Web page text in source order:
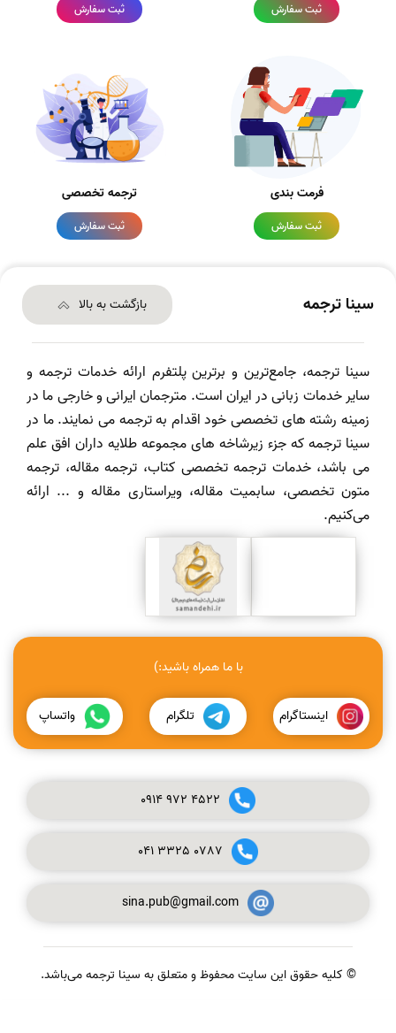
ثبت سفارش ثبت سفارش
فرمت بندی
ثبت سفارش
ترجمه تخصصی
ثبت سفارش
سینا ترجمه بازگشت به بالا
سینا ترجمه، جامع‌ترین و برترین پلتفرم ارائه خدمات ترجمه و
سایر خدمات زبانی در ایران است. مترجمان ایرانی و خارجی ما در
زمینه رشته های تخصصی خود اقدام به ترجمه می نمایند. ما در
سینا ترجمه که جزء زیرشاخه های مجموعه طلایه داران افق علم
می باشد، خدمات ترجمه تخصصی کتاب، ترجمه مقاله، ترجمه
متون تخصصی، سابمیت مقاله، ویراستاری مقاله و ... ارائه
می‌کنیم.
با ما همراه باشید:)
اینستاگرام تلگرام واتساپ
0914972 4522
041 3325 0787
sina.pub@gmail.com
© کلیه حقوق این سایت محفوظ و متعلق به سینا ترجمه می‌باشد.